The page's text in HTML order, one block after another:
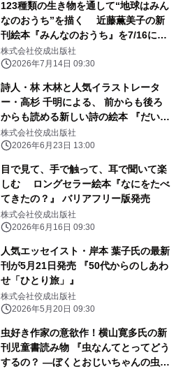
123種類の生き物を通して“地球はみん
なのおうち”を描く 近藤薫美子の新
刊絵本『みんなのおうち』を7/16に発
売
株式会社佼成出版社
2026年7月14日 09:30
詩人・林 木林と人気イラストレータ
ー・高杉 千明による、 前からも後ろ
からも読める新しい詩の絵本 『だいっ
きら／すきっぷ』2026年6月10日発売
株式会社佼成出版社
2026年6月23日 13:00
目で見て、手で触って、耳で聞いて楽
しむ ロングセラー絵本『なにをたべ
てきたの？』 バリアフリー版発売
株式会社佼成出版社
2026年6月16日 09:30
人気エッセイスト・岸本 葉子氏の最新
刊が5月21日発売 『50代からのしあわ
せ「ひとり旅」』
株式会社佼成出版社
2026年5月20日 09:30
虫好き作家の意欲作！横山寛多氏の新
刊児童書読み物 『虫なんてとってどう
するの？ ―ぼくとおじいちゃんの虫日